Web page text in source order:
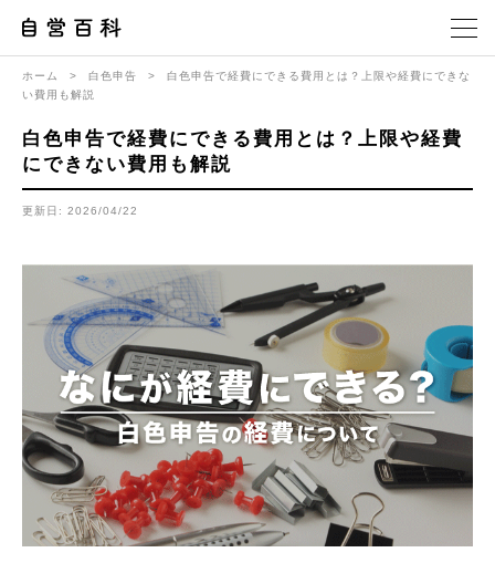
ホーム > 白色申告 >
白色申告で経費にできる費用とは？上限や経費にできな
い費用も解説
白色申告で経費にできる費用とは？上限や経費
にできない費用も解説
更新日: 2026/04/22